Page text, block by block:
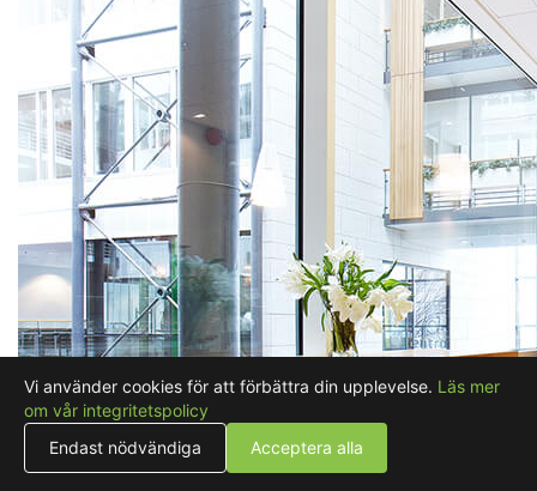
Vi använder cookies för att förbättra din upplevelse. Läs mer
om vår integritetspolicy
Endast nödvändiga
Acceptera alla